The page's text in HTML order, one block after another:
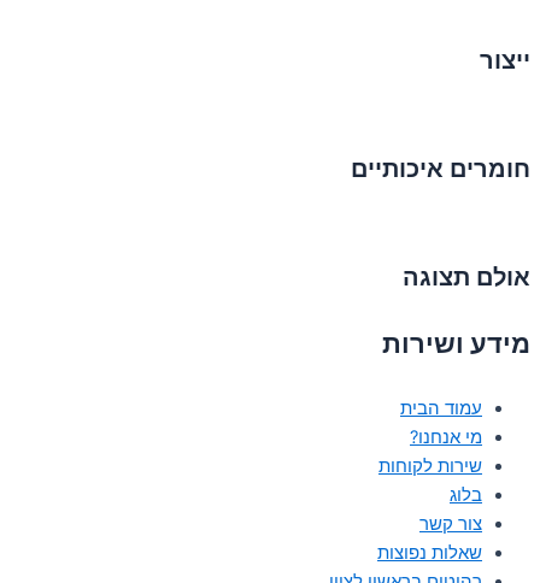
ייצור
חומרים איכותיים
אולם תצוגה
מידע ושירות
עמוד הבית
מי אנחנו?
שירות לקוחות
בלוג
צור קשר
שאלות נפוצות